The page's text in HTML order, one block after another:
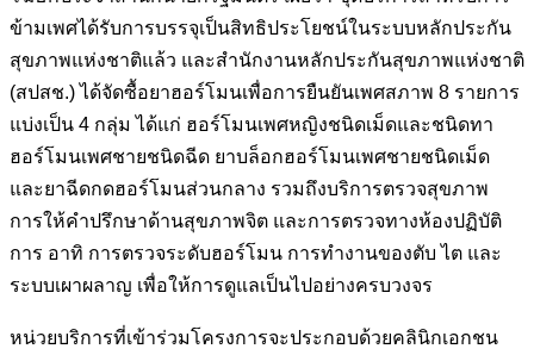
ข้ามเพศได้รับการบรรจุเป็นสิทธิประโยชน์ในระบบหลักประกัน
สุขภาพแห่งชาติแล้ว และสำนักงานหลักประกันสุขภาพแห่งชาติ
(สปสช.) ได้จัดซื้อยาฮอร์โมนเพื่อการยืนยันเพศสภาพ 8 รายการ
แบ่งเป็น 4 กลุ่ม ได้แก่ ฮอร์โมนเพศหญิงชนิดเม็ดและชนิดทา
ฮอร์โมนเพศชายชนิดฉีด ยาบล็อกฮอร์โมนเพศชายชนิดเม็ด
และยาฉีดกดฮอร์โมนส่วนกลาง รวมถึงบริการตรวจสุขภาพ
การให้คำปรึกษาด้านสุขภาพจิต และการตรวจทางห้องปฏิบัติ
การ อาทิ การตรวจระดับฮอร์โมน การทำงานของตับ ไต และ
ระบบเผาผลาญ เพื่อให้การดูแลเป็นไปอย่างครบวงจร
หน่วยบริการที่เข้าร่วมโครงการจะประกอบด้วยคลินิกเอกชน